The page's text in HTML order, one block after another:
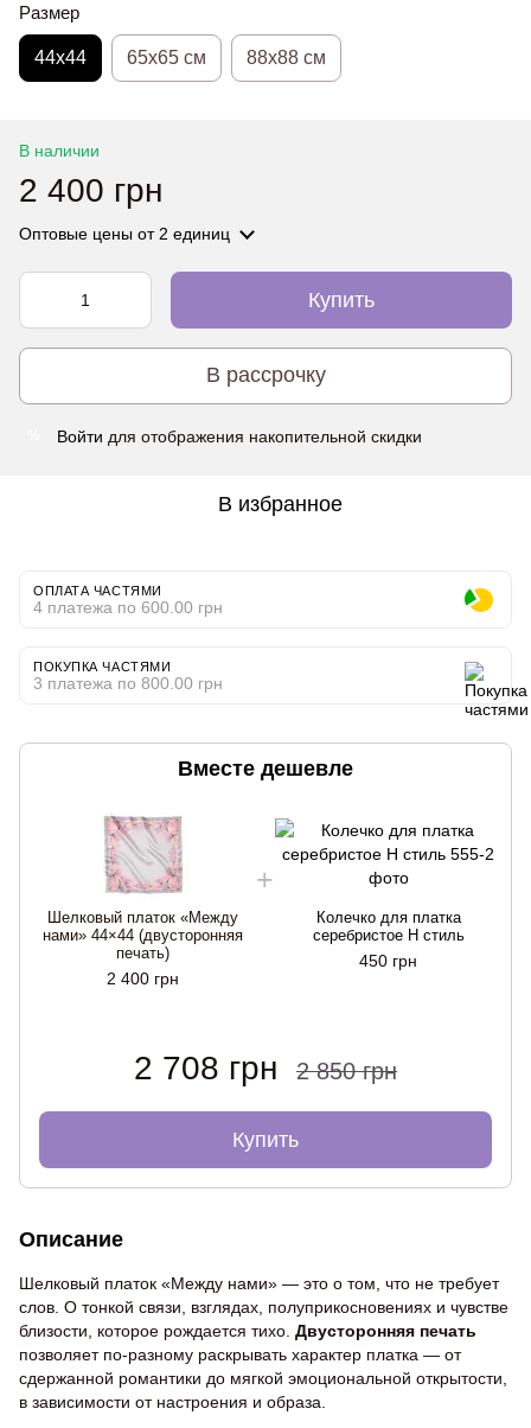
Размер
44х44 65x65 см 88x88 см
В наличии
2 400 грн
Оптовые цены от 2 единиц
Купить
В рассрочку
Войти для отображения накопительной скидки
В избранное
ОПЛАТА ЧАСТЯМИ
4 платежа по 600.00 грн
ПОКУПКА ЧАСТЯМИ
3 платежа по 800.00 грн
Вместе дешевле
Шелковый платок «Между
нами» 44×44 (двусторонняя
печать)
2 400 грн
Колечко для платка
серебристое Н стиль
450 грн
2 708 грн 2 850 грн
Купить
Описание
Шелковый платок «Между нами» — это о том, что не требует
слов. О тонкой связи, взглядах, полуприкосновениях и чувстве
близости, которое рождается тихо. Двусторонняя печать
позволяет по-разному раскрывать характер платка — от
сдержанной романтики до мягкой эмоциональной открытости,
в зависимости от настроения и образа.